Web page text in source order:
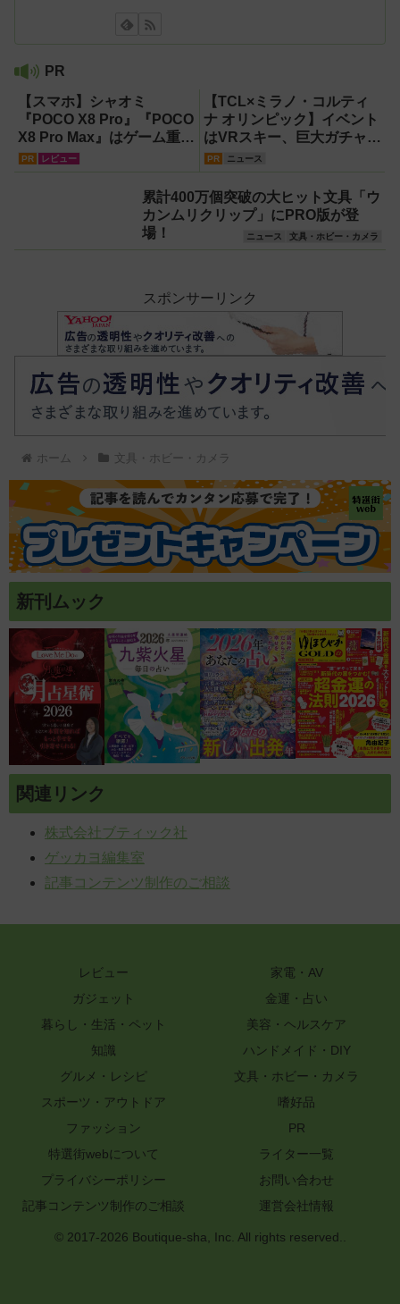
PR
【スマホ】シャオミ
『POCO X8 Pro』『POCO
X8 Pro Max』はゲーム重視
ならコスパ最強クラス！
PR レビュー
【TCL×ミラノ・コルティ
ナ オリンピック】イベント
はVRスキー、巨大ガチャな
どのイマーシブ体験が目白
PR ニュース
累計400万個突破の大ヒット文具「ウ
カンムリクリップ」にPRO版が登
場！
ニュース 文具・ホビー・カメラ
スポンサーリンク
ホーム 文具・ホビー・カメラ
新刊ムック
関連リンク
株式会社ブティック社
ゲッカヨ編集室
記事コンテンツ制作のご相談
レビュー
家電・AV
ガジェット
金運・占い
暮らし・生活・ペット
美容・ヘルスケア
知識
ハンドメイド・DIY
グルメ・レシピ
文具・ホビー・カメラ
スポーツ・アウトドア
嗜好品
ファッション
PR
特選街webについて
ライター一覧
プライバシーポリシー
お問い合わせ
記事コンテンツ制作のご相談
運営会社情報
© 2017-2026 Boutique-sha, Inc. All rights reserved..